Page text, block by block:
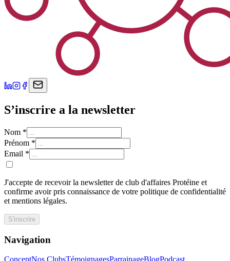
S’inscrire a la newsletter
Nom *
Prénom *
Email *
J'accepte de recevoir la newsletter de club d'affaires Protéine et
confirme avoir pris connaissance de votre politique de confidentialité
et mentions légales.
S'inscrire
Navigation